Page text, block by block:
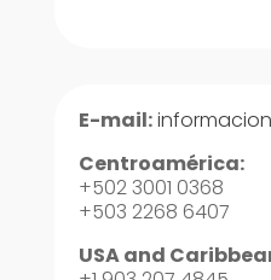
E-mail:
Centroamérica:
+502 3001 0368
+503 2268 6407
USA and